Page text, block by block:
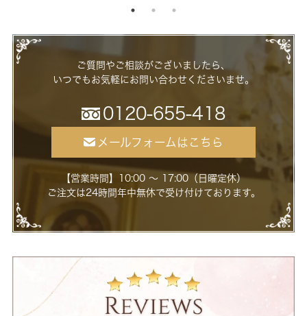
ご質問やご相談がございましたら、
いつでもお気軽にお問い合わせくださいませ。
0120-655-418
メールフォームはこちら
【営業時間】10:00 ～ 17:00（日曜定休）
ご注文は24時間年中無休で受け付けております。